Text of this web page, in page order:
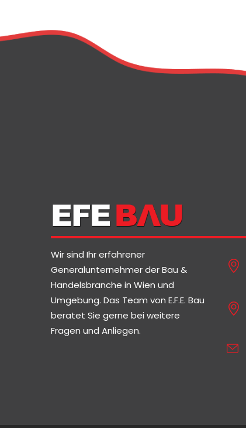
Wir sind Ihr erfahrener
Generalunternehmer der Bau &
Handelsbranche in Wien und
Umgebung. Das Team von E.F.E. Bau
beratet Sie gerne bei weitere
Fragen und Anliegen.